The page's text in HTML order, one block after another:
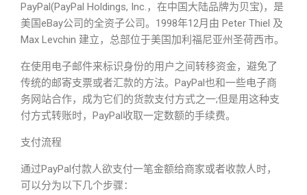
PayPal(PayPal Holdings, Inc.，在中国大陆品牌为贝宝)，是
美国eBay公司的全资子公司。1998年12月由 Peter Thiel 及
Max Levchin 建立，总部位于美国加利福尼亚州圣荷西市。
在使用电子邮件来标识身份的用户之间转移资金，避免了
传统的邮寄支票或者汇款的方法。PayPal也和一些电子商
务网站合作，成为它们的货款支付方式之一;但是用这种支
付方式转账时，PayPal收取一定数额的手续费。
支付流程
通过PayPal付款人欲支付一笔金额给商家或者收款人时，
可以分为以下几个步骤：